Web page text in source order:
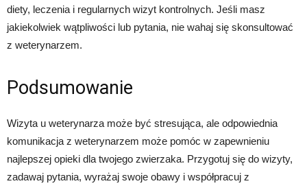
diety, leczenia i regularnych wizyt kontrolnych. Jeśli masz
jakiekolwiek wątpliwości lub pytania, nie wahaj się skonsultować
z weterynarzem.
Podsumowanie
Wizyta u weterynarza może być stresująca, ale odpowiednia
komunikacja z weterynarzem może pomóc w zapewnieniu
najlepszej opieki dla twojego zwierzaka. Przygotuj się do wizyty,
zadawaj pytania, wyrażaj swoje obawy i współpracuj z